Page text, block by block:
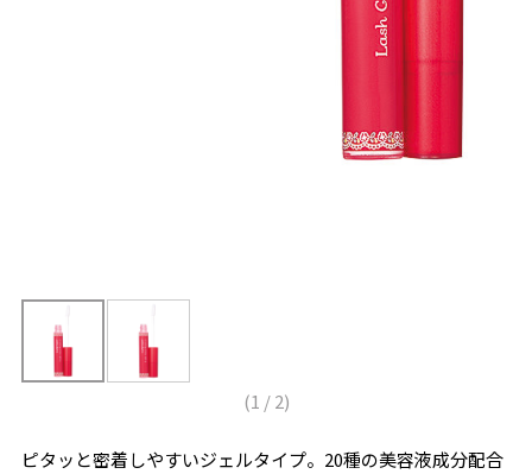
(1 /2)
ピタッと密着しやすいジェルタイプ。20種の美容液成分配合